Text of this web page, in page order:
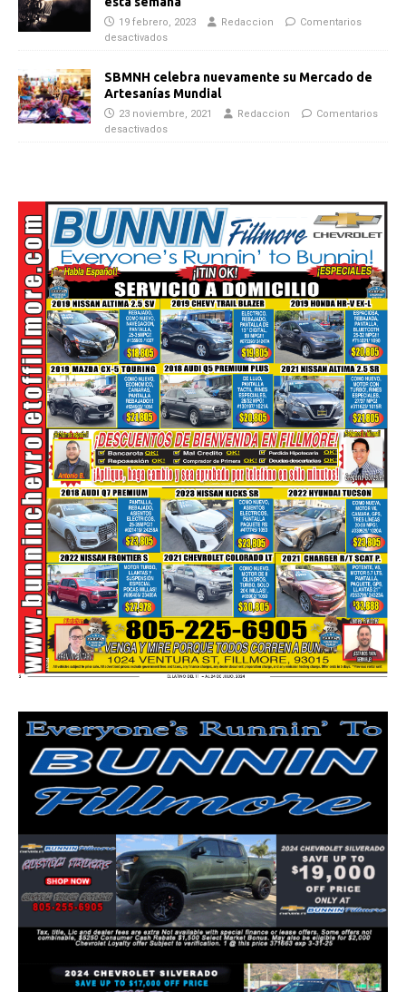
19 febrero, 2023 Redaccion
Comentarios
desactivados
SBMNH celebra nuevamente su Mercado de
Artesanías Mundial
23 noviembre, 2021 Redaccion
Comentarios
desactivados